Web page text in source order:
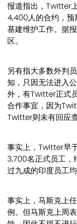
报道指出，Twitter
4,400人的合约，
基建维护工作。据
区。
另有指大多数外判
知，只因无法进入
外，有Twitter正式
合作事宜，因为
Twitter则未有回应查
事实上，Twitter早
3,700名正式员工
过九成的印度员工
事实上，马斯克上
例。但马斯克上周